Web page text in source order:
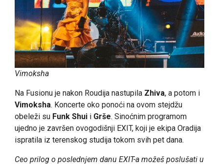
Vimoksha
Na Fusionu je nakon Roudija nastupila Zhiva, a potom i
Vimoksha. Koncerte oko ponoći na ovom stejdžu
obeleži su Funk Shui i Grše. Sinoćnim programom
ujedno je završen ovogodišnji EXIT, koji je ekipa Oradija
ispratila iz terenskog studija tokom svih pet dana.
Ceo prilog o poslednjem danu EXIT-a možeš poslušati u